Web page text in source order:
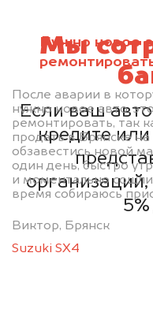
Нужно новое
После аварии в
нужно новое авто,
ремонтировать, так
продать в Брянске
обзавестись новой
один день, быстро
и моментально
время собираюсь
Виктор, Брянск
Suzuki SX4
Мы
Если ваш
кредите или